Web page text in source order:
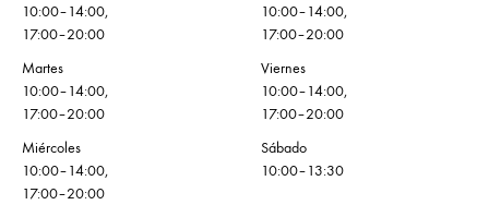
10:00–14:00,
17:00–20:00
Martes
10:00–14:00,
17:00–20:00
Miércoles
10:00–14:00,
17:00–20:00
10:00–14:00,
17:00–20:00
Viernes
10:00–14:00,
17:00–20:00
Sábado
10:00–13:30